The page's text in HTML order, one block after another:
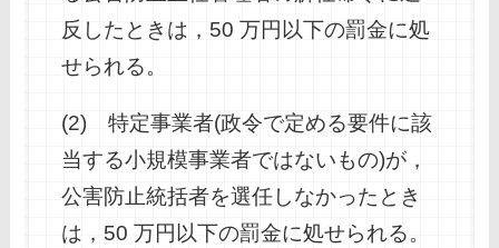
反したときは，50 万円以下の罰金に処
せられる。
(2) 特定事業者(政令で定める要件に該
当する小規模事業者ではないもの)が，
公害防止統括者を選任しなかったとき
は，50 万円以下の罰金に処せられる。